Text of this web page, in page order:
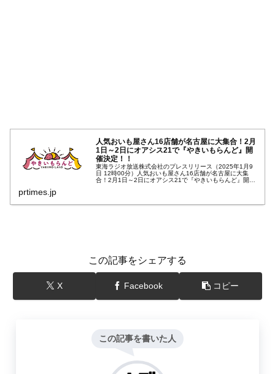
人気おいも屋さん16店舗が名古屋に大集合！2月
1日～2日にオアシス21で『やきいもらんど』開
催決定！！
東海ラジオ放送株式会社のプレスリリース（2025年1月9
日 12時00分）人気おいも屋さん16店舗が名古屋に大集
合！2月1日～2日にオアシス21で『やきいもらんど』開催
prtimes.jp
この記事をシェアする
X Facebook コピー
この記事を書いた人